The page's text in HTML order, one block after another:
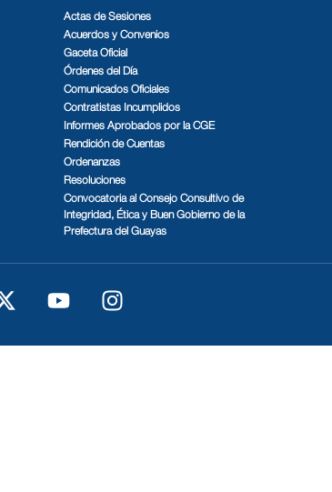
Actas de Sesiones
Acuerdos y Convenios
Gaceta Oficial
Órdenes del Día
Comunicados Oficiales
Contratistas Incumplidos
Informes Aprobados por la CGE
Rendición de Cuentas
Ordenanzas
Resoluciones
Convocatoria al Consejo Consultivo de
Integridad, Ética y Buen Gobierno de la
Prefectura del Guayas